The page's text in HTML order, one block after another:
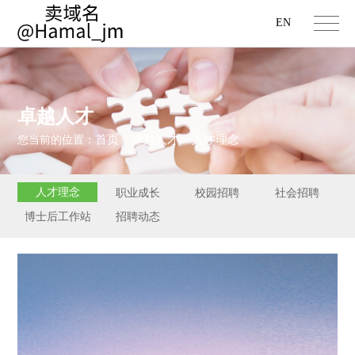
EN
卓越人才
您当前的位置：首页 > 卓越人才 > 人才理念
人才理念 职业成长 校园招聘
社会招聘
博士后工作站
招聘动态